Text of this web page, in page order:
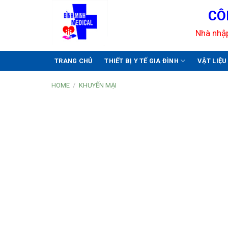
Nhà
TRANG CHỦ THIẾT BỊ Y TẾ GIA ĐÌNH VẬT
HOME / KHUYẾN MẠI